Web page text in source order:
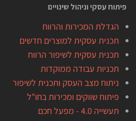
פיתוח עסקי וניהול שינויים
הגדלת המכירות והרווח
תכנית עסקית למוצרים חדשים
תכנית עסקית לשיפור הרווח
תכניות עבודה ממוקדות
ניתוח מצב העסק ותכנית לשיפור
פיתוח שווקים ומכירות בחו"ל
תעשייה 4.0 - מפעל חכם